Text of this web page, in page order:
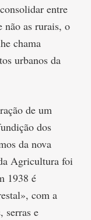
entre
não as rurais, o
chama
urbanos da
de um
dos
da nova
Agricultura foi
1938 é
com a
serras e